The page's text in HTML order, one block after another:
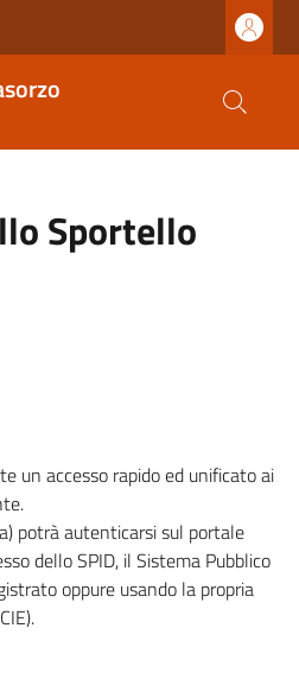
Sportello
un accesso rapido ed unificato ai
potrà autenticarsi sul portale
dello SPID, il Sistema Pubblico
oppure usando la propria